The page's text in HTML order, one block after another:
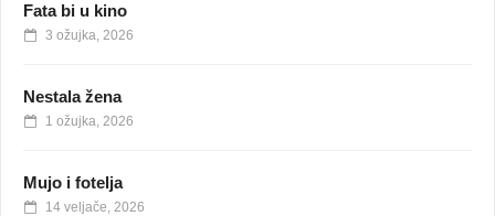
Fata bi u kino
3 ožujka, 2026
Nestala žena
1 ožujka, 2026
Mujo i fotelja
14 veljače, 2026